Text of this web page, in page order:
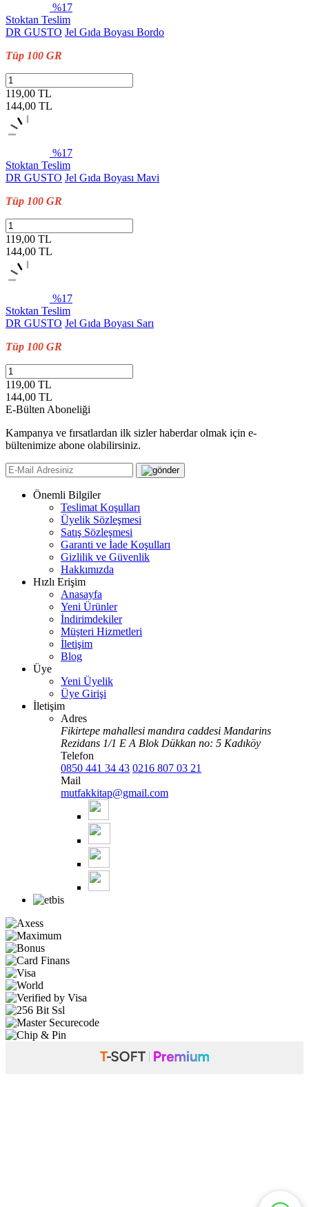
%17
Stoktan Teslim
DR GUSTO Jel Gıda Boyası Bordo
Tüp 100 GR
119,00 TL
144,00 TL
%17
Stoktan Teslim
DR GUSTO Jel Gıda Boyası Mavi
Tüp 100 GR
119,00 TL
144,00 TL
%17
Stoktan Teslim
DR GUSTO Jel Gıda Boyası Sarı
Tüp 100 GR
119,00 TL
144,00 TL
E-Bülten Aboneliği
Kampanya ve fırsatlardan ilk sizler haberdar olmak için e-
bültenimize abone olabilirsiniz.
Önemli Bilgiler
Teslimat Koşulları
Üyelik Sözleşmesi
Satış Sözleşmesi
Garanti ve İade Koşulları
Gizlilik ve Güvenlik
Hakkımızda
Hızlı Erişim
Anasayfa
Yeni Ürünler
İndirimdekiler
Müşteri Hizmetleri
İletişim
Blog
Üye
Yeni Üyelik
Üye Girişi
İletişim
Adres
Fikirtepe mahallesi mandıra caddesi Mandarins
Rezidans 1/1 E A Blok Dükkan no: 5 Kadıköy
Telefon
0850 441 34 43 0216 807 03 21
Mail
mutfakkitap@gmail.com